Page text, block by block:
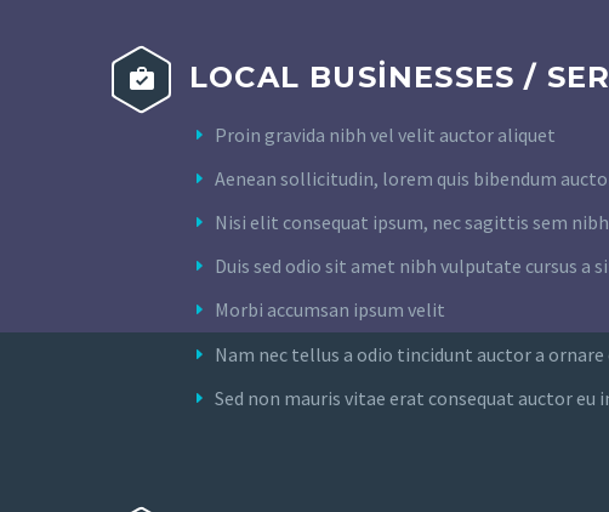

 LOCAL BUSINESSES /
Proin gravida nibh vel velit auctor aliquet
Aenean sollicitudin, lorem quis bibendum
Nisi elit consequat ipsum, nec sagittis sem
Duis sed odio sit amet nibh vulputate cursus a
Morbi accumsan ipsum velit
Nam nec tellus a odio tincidunt auctor a ornare
Sed non mauris vitae erat consequat auctor eu